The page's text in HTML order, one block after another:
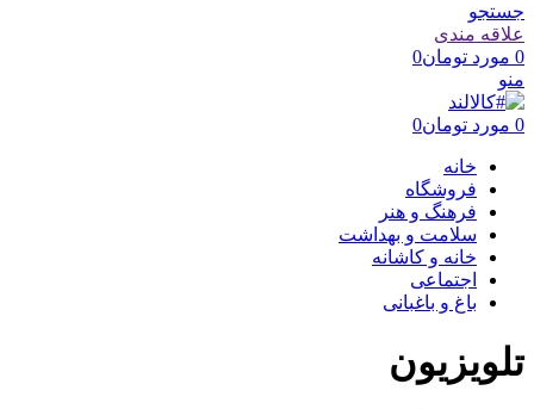
جستجو
علاقه مندی
0 مورد تومان0
منو
0 مورد تومان0
خانه
فروشگاه
فرهنگ و هنر
سلامت و بهداشت
خانه و کاشانه
اجتماعی
باغ و باغبانی
تلویزیون